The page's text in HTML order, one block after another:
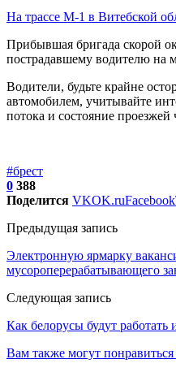
На трассе М-1 в Витебской
Прибывшая бригада скорой
пострадавшему водителю на
Водители, будьте крайне
автомобилем, учитывайте
потока и состояние проезжей
#брест
0 388
Поделится VKOK.ruFacebook
Предыдущая запись
Электронную ярмарку
мусороперерабатывающего
Следующая запись
Как белорусы будут работать
Вам также могут понравиться